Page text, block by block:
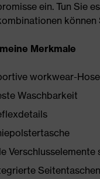
ein. Tun Sie
Merkmale
workwear-
Waschbarkeit
Verschlusselemente
Seitentaschen